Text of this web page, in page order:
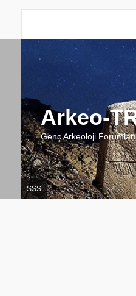
Arkeo-
Genç Arkeoloji Forumları
SSS